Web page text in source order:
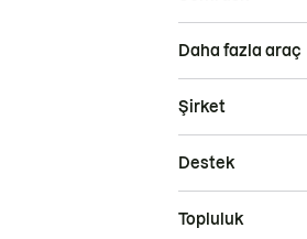
Daha fazla araç
Şirket
Destek
Topluluk